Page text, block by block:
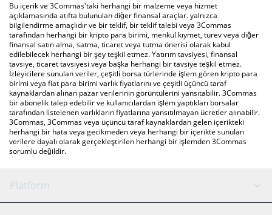
Bu içerik ve 3Commas'taki herhangi bir malzeme veya hizmet
açıklamasında atıfta bulunulan diğer finansal araçlar. yalnızca
bilgilendirme amaçlıdır ve bir teklif, bir teklif talebi veya 3Commas
tarafından herhangi bir kripto para birimi, menkul kıymet, türev veya diğer
finansal satın alma, satma, ticaret veya tutma önerisi olarak kabul
edilebilecek herhangi bir şey teşkil etmez. Yatırım tavsiyesi, finansal
tavsiye, ticaret tavsiyesi veya başka herhangi bir tavsiye teşkil etmez.
İzleyicilere sunulan veriler, çeşitli borsa türlerinde işlem gören kripto para
birimi veya fiat para birimi varlık fiyatlarını ve çeşitli üçüncü taraf
kaynaklardan alınan pazar verilerinin görüntülerini yansıtabilir. 3Commas
bir abonelik talep edebilir ve kullanıcılardan işlem yaptıkları borsalar
tarafından listelenen varlıkların fiyatlarına yansıtılmayan ücretler alınabilir.
3Commas, 3Commas veya üçüncü taraf kaynaklardan gelen içerikteki
herhangi bir hata veya gecikmeden veya herhangi bir içerikte sunulan
verilere dayalı olarak gerçekleştirilen herhangi bir işlemden 3Commas
sorumlu değildir.
Platform